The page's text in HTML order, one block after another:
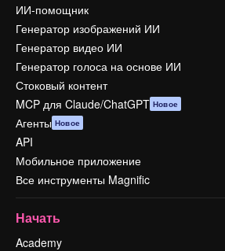
ИИ-помощник
Генератор изображений ИИ
Генератор видео ИИ
Генератор голоса на основе ИИ
Стоковый контент
MCP для Claude/ChatGPT Новое
Агенты Новое
API
Мобильное приложение
Все инструменты Magnific
Начать
Academy